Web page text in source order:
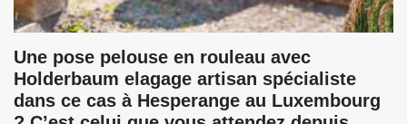
Une pose pelouse en rouleau avec
Holderbaum elagage artisan spécialiste
dans ce cas à Hesperange au Luxembourg